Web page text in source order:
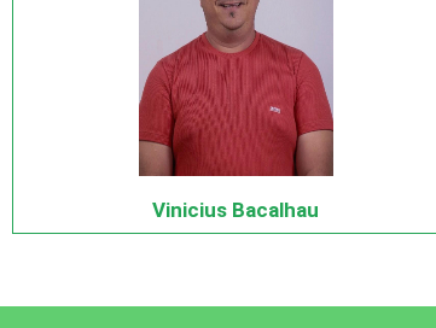
Vinicius Bacalhau